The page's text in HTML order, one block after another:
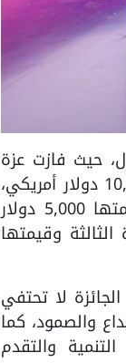
حيث فازت عزة
حميد عن مركز الفنون للعمارة والهندسة من قطاع غزة بالجائزة الأولى وقيمتها 10,000 دولار أمريكي،
فيما فازت ميساء الشامي عن شركة المحطة من مدينة نابلس بالجائزة الثانية وقيمتها 5,000 دولار
وقيمتها
لا تحتفي
والصمود، كما
والتقدم